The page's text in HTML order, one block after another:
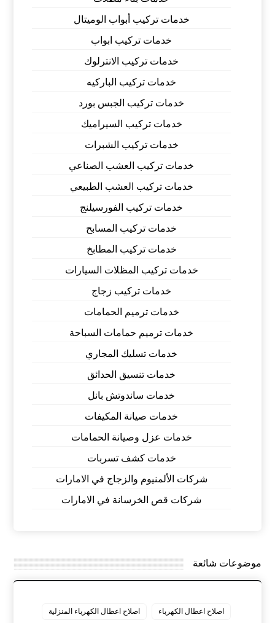
خدمات تركيب أبواب الوميتال
خدمات تركيب ابواب
خدمات تركيب الانترلوك
خدمات تركيب الباركيه
خدمات تركيب الجبس بورد
خدمات تركيب السيراميك
خدمات تركيب الشبرات
خدمات تركيب العشب الصناعي
خدمات تركيب العشب الطبيعي
خدمات تركيب الفورسيلنج
خدمات تركيب المسابح
خدمات تركيب المطابخ
خدمات تركيب المظلات السيارات
خدمات تركيب زجاج
خدمات ترميم الحمامات
خدمات ترميم حمامات السباحة
خدمات تسليك المجاري
خدمات تنسيق الحدائق
خدمات ساندوتش بانل
خدمات صيانة المكيفات
خدمات عزل وصيانة الحمامات
خدمات كشف تسربات
شركات الألمنيوم والزجاج في الامارات
شركات قص الخرسانة في الامارات
موضوعات شائعة
اصلاح اعطال الكهرباء اصلاح اعطال الكهرباء المنزلية